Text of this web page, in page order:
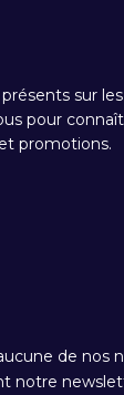
sur les
pour
promotions.
de nos
notre